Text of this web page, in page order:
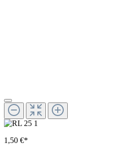
1,50 €*